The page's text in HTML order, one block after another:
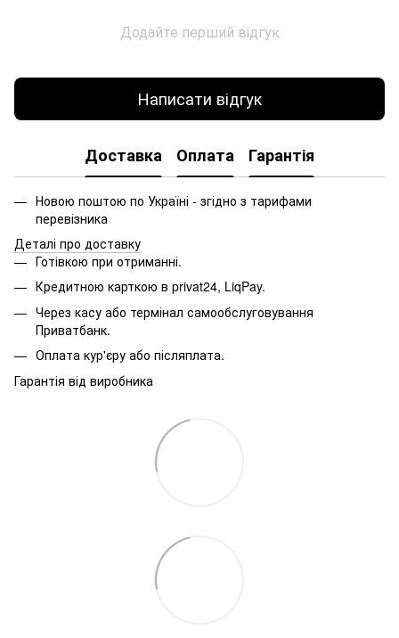
Додайте перший відгук
Написати відгук
Доставка Оплата Гарантія
Новою поштою по Україні - згідно з тарифами
перевізника
Деталі про доставку
Готівкою при отриманні.
Кредитною карткою в privat24, LiqPay.
Через касу або термінал самообслуговування
Приватбанк.
Оплата кур'єру або післяплата.
Гарантія від виробника